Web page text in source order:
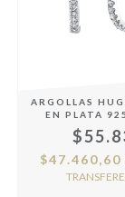
ARGOLLAS
EN PLATA
$47.460,60